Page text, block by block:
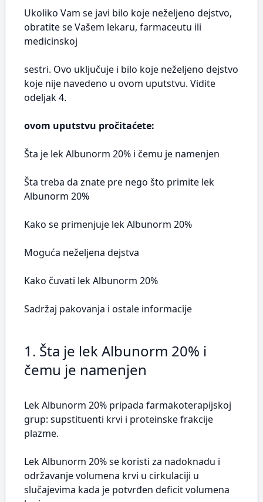
Ukoliko Vam se javi bilo koje neželjeno dejstvo,
obratite se Vašem lekaru, farmaceutu ili
medicinskoj
sestri. Ovo uključuje i bilo koje neželjeno dejstvo
koje nije navedeno u ovom uputstvu. Vidite
odeljak 4.
ovom uputstvu pročitaćete:
Šta je lek Albunorm 20% i čemu je namenjen
Šta treba da znate pre nego što primite lek
Albunorm 20%
Kako se primenjuje lek Albunorm 20%
Moguća neželjena dejstva
Kako čuvati lek Albunorm 20%
Sadržaj pakovanja i ostale informacije
1. Šta je lek Albunorm 20% i
čemu je namenjen
Lek Albunorm 20% pripada farmakoterapijskoj
grup: supstituenti krvi i proteinske frakcije
plazme.
Lek Albunorm 20% se koristi za nadoknadu i
održavanje volumena krvi u cirkulaciji u
slučajevima kada je potvrđen deficit volumena